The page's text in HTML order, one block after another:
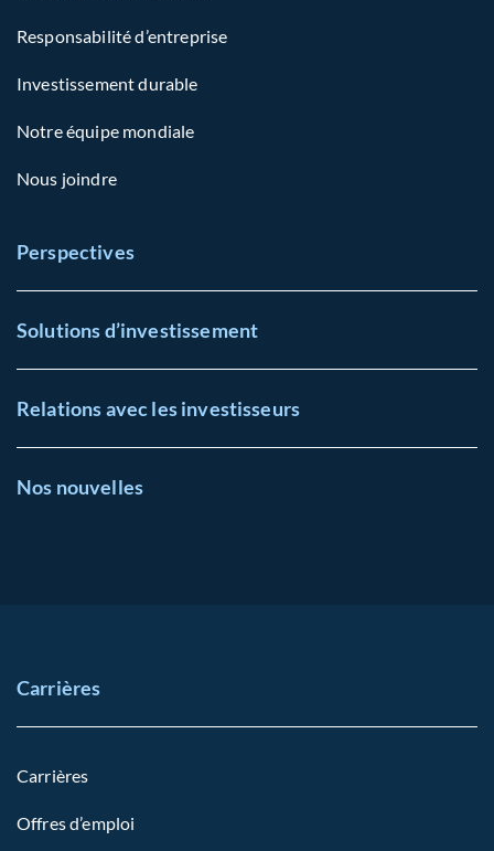
Responsabilité d’entreprise
Investissement durable
Notre équipe mondiale
Nous joindre
Perspectives
Solutions d’investissement
Relations avec les investisseurs
Nos nouvelles
Carrières
Carrières
Offres d’emploi